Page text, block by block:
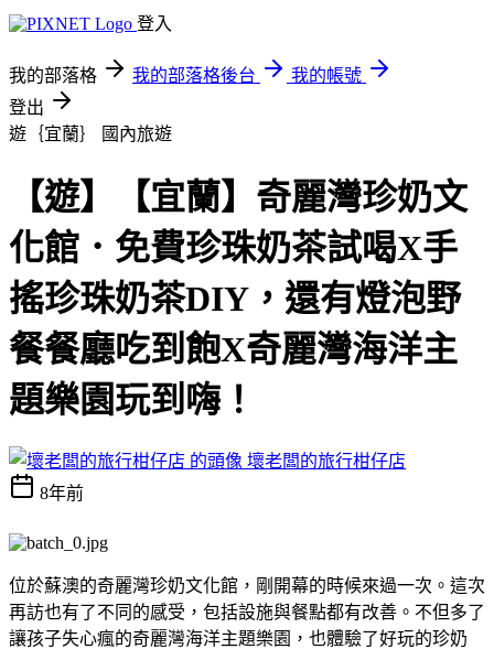
登入
我的部落格 我的部落格後台
我的帳號
登出
遊｛宜蘭｝
國內旅遊
【遊】【宜蘭】奇麗灣珍奶文
化館．免費珍珠奶茶試喝X手
搖珍珠奶茶DIY，還有燈泡野
餐餐廳吃到飽X奇麗灣海洋主
題樂園玩到嗨！
壞老闆的旅行柑仔店
8年前
位於蘇澳的奇麗灣珍奶文化館，剛開幕的時候來過一次。這次
再訪也有了不同的感受，包括設施與餐點都有改善。不但多了
讓孩子失心瘋的奇麗灣海洋主題樂園，也體驗了好玩的珍奶